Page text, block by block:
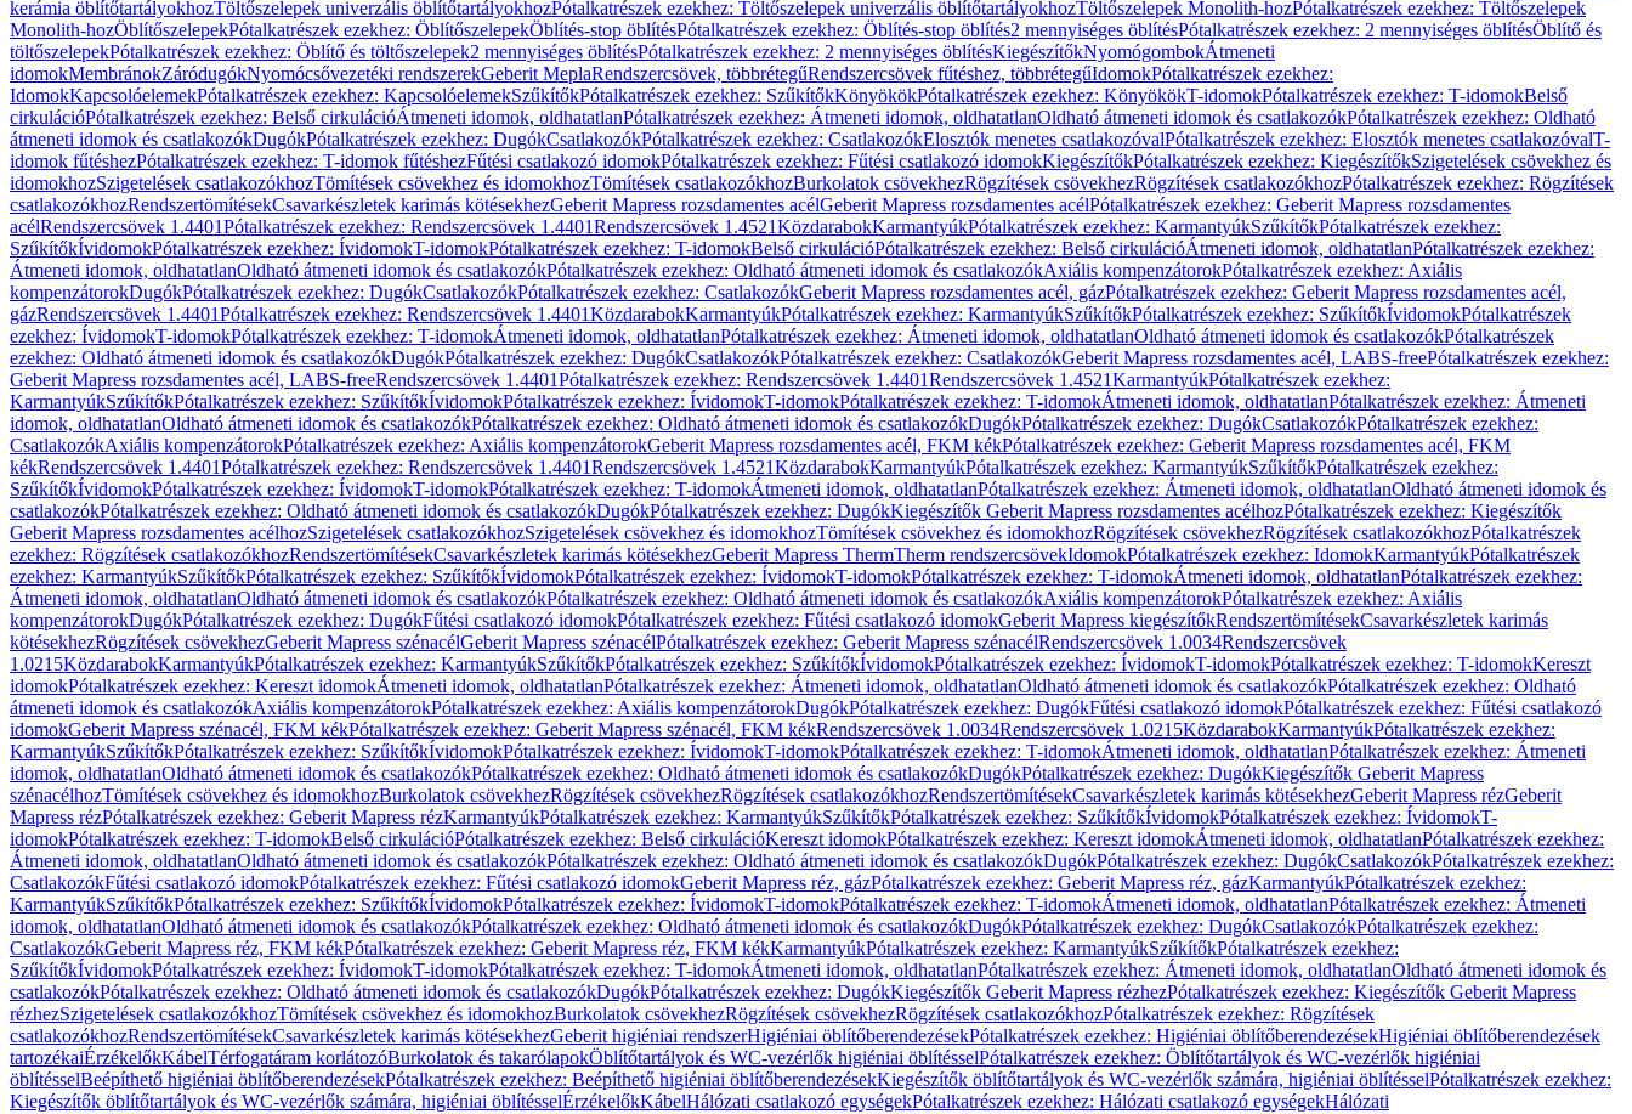
kerámia öblítőtartályokhozTöltőszelepek univerzális öblítőtartályokhozPótalkatrészek ezekhez: Töltőszelepek univerzális öblítőtartályokhozTöltőszelepek Monolith-hozPótalkatrészek ezekhez: Töltőszelepek
Monolith-hozÖblítőszelepekPótalkatrészek ezekhez: ÖblítőszelepekÖblítés-stop öblítésPótalkatrészek ezekhez: Öblítés-stop öblítés2 mennyiséges öblítésPótalkatrészek ezekhez: 2 mennyiséges öblítésÖblítő és
töltőszelepekPótalkatrészek ezekhez: Öblítő és töltőszelepek2 mennyiséges öblítésPótalkatrészek ezekhez: 2 mennyiséges öblítésKiegészítőkNyomógombokÁtmeneti
idomokMembránokZáródugókNyomócsővezetéki rendszerekGeberit MeplaRendszercsövek, többrétegűRendszercsövek fűtéshez, többrétegűIdomokPótalkatrészek ezekhez:
IdomokKapcsolóelemekPótalkatrészek ezekhez: KapcsolóelemekSzűkítőkPótalkatrészek ezekhez: SzűkítőkKönyökökPótalkatrészek ezekhez: KönyökökT-idomokPótalkatrészek ezekhez: T-idomokBelső
cirkulációPótalkatrészek ezekhez: Belső cirkulációÁtmeneti idomok, oldhatatlanPótalkatrészek ezekhez: Átmeneti idomok, oldhatatlanOldható átmeneti idomok és csatlakozókPótalkatrészek ezekhez: Oldható
átmeneti idomok és csatlakozókDugókPótalkatrészek ezekhez: DugókCsatlakozókPótalkatrészek ezekhez: CsatlakozókElosztók menetes csatlakozóvalPótalkatrészek ezekhez: Elosztók menetes csatlakozóvalT-
idomok fűtéshezPótalkatrészek ezekhez: T-idomok fűtéshezFűtési csatlakozó idomokPótalkatrészek ezekhez: Fűtési csatlakozó idomokKiegészítőkPótalkatrészek ezekhez: KiegészítőkSzigetelések csövekhez és
idomokhozSzigetelések csatlakozókhozTömítések csövekhez és idomokhozTömítések csatlakozókhozBurkolatok csövekhezRögzítések csövekhezRögzítések csatlakozókhozPótalkatrészek ezekhez: Rögzítések
csatlakozókhozRendszertömítésekCsavarkészletek karimás kötésekhezGeberit Mapress rozsdamentes acélGeberit Mapress rozsdamentes acélPótalkatrészek ezekhez: Geberit Mapress rozsdamentes
acélRendszercsövek 1.4401Pótalkatrészek ezekhez: Rendszercsövek 1.4401Rendszercsövek 1.4521KözdarabokKarmantyúkPótalkatrészek ezekhez: KarmantyúkSzűkítőkPótalkatrészek ezekhez:
SzűkítőkÍvidomokPótalkatrészek ezekhez: ÍvidomokT-idomokPótalkatrészek ezekhez: T-idomokBelső cirkulációPótalkatrészek ezekhez: Belső cirkulációÁtmeneti idomok, oldhatatlanPótalkatrészek ezekhez:
Átmeneti idomok, oldhatatlanOldható átmeneti idomok és csatlakozókPótalkatrészek ezekhez: Oldható átmeneti idomok és csatlakozókAxiális kompenzátorokPótalkatrészek ezekhez: Axiális
kompenzátorokDugókPótalkatrészek ezekhez: DugókCsatlakozókPótalkatrészek ezekhez: CsatlakozókGeberit Mapress rozsdamentes acél, gázPótalkatrészek ezekhez: Geberit Mapress rozsdamentes acél,
gázRendszercsövek 1.4401Pótalkatrészek ezekhez: Rendszercsövek 1.4401KözdarabokKarmantyúkPótalkatrészek ezekhez: KarmantyúkSzűkítőkPótalkatrészek ezekhez: SzűkítőkÍvidomokPótalkatrészek
ezekhez: ÍvidomokT-idomokPótalkatrészek ezekhez: T-idomokÁtmeneti idomok, oldhatatlanPótalkatrészek ezekhez: Átmeneti idomok, oldhatatlanOldható átmeneti idomok és csatlakozókPótalkatrészek
ezekhez: Oldható átmeneti idomok és csatlakozókDugókPótalkatrészek ezekhez: DugókCsatlakozókPótalkatrészek ezekhez: CsatlakozókGeberit Mapress rozsdamentes acél, LABS-freePótalkatrészek ezekhez:
Geberit Mapress rozsdamentes acél, LABS-freeRendszercsövek 1.4401Pótalkatrészek ezekhez: Rendszercsövek 1.4401Rendszercsövek 1.4521KarmantyúkPótalkatrészek ezekhez:
KarmantyúkSzűkítőkPótalkatrészek ezekhez: SzűkítőkÍvidomokPótalkatrészek ezekhez: ÍvidomokT-idomokPótalkatrészek ezekhez: T-idomokÁtmeneti idomok, oldhatatlanPótalkatrészek ezekhez: Átmeneti
idomok, oldhatatlanOldható átmeneti idomok és csatlakozókPótalkatrészek ezekhez: Oldható átmeneti idomok és csatlakozókDugókPótalkatrészek ezekhez: DugókCsatlakozókPótalkatrészek ezekhez:
CsatlakozókAxiális kompenzátorokPótalkatrészek ezekhez: Axiális kompenzátorokGeberit Mapress rozsdamentes acél, FKM kékPótalkatrészek ezekhez: Geberit Mapress rozsdamentes acél, FKM
kékRendszercsövek 1.4401Pótalkatrészek ezekhez: Rendszercsövek 1.4401Rendszercsövek 1.4521KözdarabokKarmantyúkPótalkatrészek ezekhez: KarmantyúkSzűkítőkPótalkatrészek ezekhez:
SzűkítőkÍvidomokPótalkatrészek ezekhez: ÍvidomokT-idomokPótalkatrészek ezekhez: T-idomokÁtmeneti idomok, oldhatatlanPótalkatrészek ezekhez: Átmeneti idomok, oldhatatlanOldható átmeneti idomok és
csatlakozókPótalkatrészek ezekhez: Oldható átmeneti idomok és csatlakozókDugókPótalkatrészek ezekhez: DugókKiegészítők Geberit Mapress rozsdamentes acélhozPótalkatrészek ezekhez: Kiegészítők
Geberit Mapress rozsdamentes acélhozSzigetelések csatlakozókhozSzigetelések csövekhez és idomokhozTömítések csövekhez és idomokhozRögzítések csövekhezRögzítések csatlakozókhozPótalkatrészek
ezekhez: Rögzítések csatlakozókhozRendszertömítésekCsavarkészletek karimás kötésekhezGeberit Mapress ThermTherm rendszercsövekIdomokPótalkatrészek ezekhez: IdomokKarmantyúkPótalkatrészek
ezekhez: KarmantyúkSzűkítőkPótalkatrészek ezekhez: SzűkítőkÍvidomokPótalkatrészek ezekhez: ÍvidomokT-idomokPótalkatrészek ezekhez: T-idomokÁtmeneti idomok, oldhatatlanPótalkatrészek ezekhez:
Átmeneti idomok, oldhatatlanOldható átmeneti idomok és csatlakozókPótalkatrészek ezekhez: Oldható átmeneti idomok és csatlakozókAxiális kompenzátorokPótalkatrészek ezekhez: Axiális
kompenzátorokDugókPótalkatrészek ezekhez: DugókFűtési csatlakozó idomokPótalkatrészek ezekhez: Fűtési csatlakozó idomokGeberit Mapress kiegészítőkRendszertömítésekCsavarkészletek karimás
kötésekhezRögzítések csövekhezGeberit Mapress szénacélGeberit Mapress szénacélPótalkatrészek ezekhez: Geberit Mapress szénacélRendszercsövek 1.0034Rendszercsövek
1.0215KözdarabokKarmantyúkPótalkatrészek ezekhez: KarmantyúkSzűkítőkPótalkatrészek ezekhez: SzűkítőkÍvidomokPótalkatrészek ezekhez: ÍvidomokT-idomokPótalkatrészek ezekhez: T-idomokKereszt
idomokPótalkatrészek ezekhez: Kereszt idomokÁtmeneti idomok, oldhatatlanPótalkatrészek ezekhez: Átmeneti idomok, oldhatatlanOldható átmeneti idomok és csatlakozókPótalkatrészek ezekhez: Oldható
átmeneti idomok és csatlakozókAxiális kompenzátorokPótalkatrészek ezekhez: Axiális kompenzátorokDugókPótalkatrészek ezekhez: DugókFűtési csatlakozó idomokPótalkatrészek ezekhez: Fűtési csatlakozó
idomokGeberit Mapress szénacél, FKM kékPótalkatrészek ezekhez: Geberit Mapress szénacél, FKM kékRendszercsövek 1.0034Rendszercsövek 1.0215KözdarabokKarmantyúkPótalkatrészek ezekhez:
KarmantyúkSzűkítőkPótalkatrészek ezekhez: SzűkítőkÍvidomokPótalkatrészek ezekhez: ÍvidomokT-idomokPótalkatrészek ezekhez: T-idomokÁtmeneti idomok, oldhatatlanPótalkatrészek ezekhez: Átmeneti
idomok, oldhatatlanOldható átmeneti idomok és csatlakozókPótalkatrészek ezekhez: Oldható átmeneti idomok és csatlakozókDugókPótalkatrészek ezekhez: DugókKiegészítők Geberit Mapress
szénacélhozTömítések csövekhez és idomokhozBurkolatok csövekhezRögzítések csövekhezRögzítések csatlakozókhozRendszertömítésekCsavarkészletek karimás kötésekhezGeberit Mapress rézGeberit
Mapress rézPótalkatrészek ezekhez: Geberit Mapress rézKarmantyúkPótalkatrészek ezekhez: KarmantyúkSzűkítőkPótalkatrészek ezekhez: SzűkítőkÍvidomokPótalkatrészek ezekhez: ÍvidomokT-
idomokPótalkatrészek ezekhez: T-idomokBelső cirkulációPótalkatrészek ezekhez: Belső cirkulációKereszt idomokPótalkatrészek ezekhez: Kereszt idomokÁtmeneti idomok, oldhatatlanPótalkatrészek ezekhez:
Átmeneti idomok, oldhatatlanOldható átmeneti idomok és csatlakozókPótalkatrészek ezekhez: Oldható átmeneti idomok és csatlakozókDugókPótalkatrészek ezekhez: DugókCsatlakozókPótalkatrészek ezekhez:
CsatlakozókFűtési csatlakozó idomokPótalkatrészek ezekhez: Fűtési csatlakozó idomokGeberit Mapress réz, gázPótalkatrészek ezekhez: Geberit Mapress réz, gázKarmantyúkPótalkatrészek ezekhez:
KarmantyúkSzűkítőkPótalkatrészek ezekhez: SzűkítőkÍvidomokPótalkatrészek ezekhez: ÍvidomokT-idomokPótalkatrészek ezekhez: T-idomokÁtmeneti idomok, oldhatatlanPótalkatrészek ezekhez: Átmeneti
idomok, oldhatatlanOldható átmeneti idomok és csatlakozókPótalkatrészek ezekhez: Oldható átmeneti idomok és csatlakozókDugókPótalkatrészek ezekhez: DugókCsatlakozókPótalkatrészek ezekhez:
CsatlakozókGeberit Mapress réz, FKM kékPótalkatrészek ezekhez: Geberit Mapress réz, FKM kékKarmantyúkPótalkatrészek ezekhez: KarmantyúkSzűkítőkPótalkatrészek ezekhez:
SzűkítőkÍvidomokPótalkatrészek ezekhez: ÍvidomokT-idomokPótalkatrészek ezekhez: T-idomokÁtmeneti idomok, oldhatatlanPótalkatrészek ezekhez: Átmeneti idomok, oldhatatlanOldható átmeneti idomok és
csatlakozókPótalkatrészek ezekhez: Oldható átmeneti idomok és csatlakozókDugókPótalkatrészek ezekhez: DugókKiegészítők Geberit Mapress rézhezPótalkatrészek ezekhez: Kiegészítők Geberit Mapress
rézhezSzigetelések csatlakozókhozTömítések csövekhez és idomokhozBurkolatok csövekhezRögzítések csövekhezRögzítések csatlakozókhozPótalkatrészek ezekhez: Rögzítések
csatlakozókhozRendszertömítésekCsavarkészletek karimás kötésekhezGeberit higiéniai rendszerHigiéniai öblítőberendezésekPótalkatrészek ezekhez: Higiéniai öblítőberendezésekHigiéniai öblítőberendezések
tartozékaiÉrzékelőkKábelTérfogatáram korlátozóBurkolatok és takarólapokÖblítőtartályok és WC-vezérlők higiéniai öblítésselPótalkatrészek ezekhez: Öblítőtartályok és WC-vezérlők higiéniai
öblítésselBeépíthető higiéniai öblítőberendezésekPótalkatrészek ezekhez: Beépíthető higiéniai öblítőberendezésekKiegészítők öblítőtartályok és WC-vezérlők számára, higiéniai öblítésselPótalkatrészek ezekhez:
Kiegészítők öblítőtartályok és WC-vezérlők számára, higiéniai öblítésselÉrzékelőkKábelHálózati csatlakozó egységekPótalkatrészek ezekhez: Hálózati csatlakozó egységekHálózati